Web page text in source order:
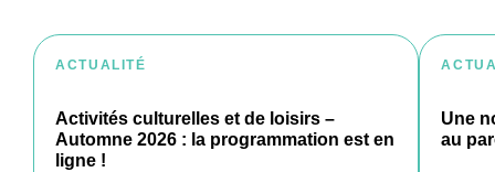
ACTUALITÉ
Activités culturelles et de loisirs –
Automne 2026 : la programmation est en
ligne !
Une
au